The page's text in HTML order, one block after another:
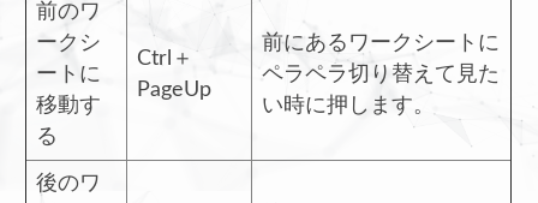
前のワ
ークシ
ートに
移動す
る
Ctrl＋
PageUp
前にあるワークシートに
ペラペラ切り替えて見た
い時に押します。
後のワ